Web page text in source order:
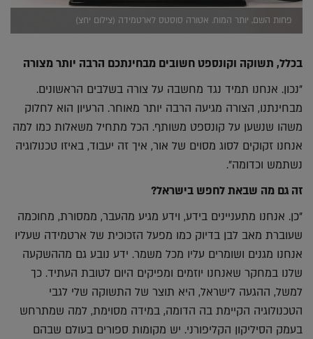
פחות השם, יותר המוח. אטורה סוסטס לארטמידה (צילום יחצ)
בכלל, תשוקה וקונספט חשובים מבחינתכם הרבה יותר מצורה
"נכון. אנחנו תמיד נגד מחשבה על צורה בשלבים הראשונים.
מבחינתנו, הצורה מגיעה הרבה יותר מאוחר. הרעיון הוא לחלוק
משהו שנשען על קונספט משותף. הכל מתחיל משאלות כמו למה
אנחנו זקוקים לסוג מסוים של אור, איך זה יעבוד, באיזו טכנולוגיה
נשתמש וכדומה".
זה גם מה שבאת לחפש בישראל?
"כן. אנחנו מתעניינים בידע, וידע מגיע מהעבר, ממסורת, מחוכמה
שעוברת מאב לבן בדיוק כמו מפעל הזכוכית של ארטמידה שעליו
אנחנו מגנים ושומרים עליו מכל משמר. ידע נובע גם מההשקעה
שלנו במחקר שאנחנו יוזמים ומפיקים היום לטובת העתיד. כך
למשל, ההגעה לישראל, היא תוצר של התשוקה שלי לגבי
הטכנולוגיה הקיימת בה הדומה, במידה מסוימת, למה שמתרחש
בעמק הסיליקון הקליפורני. יש מקומות ספורים בעולם שבהם